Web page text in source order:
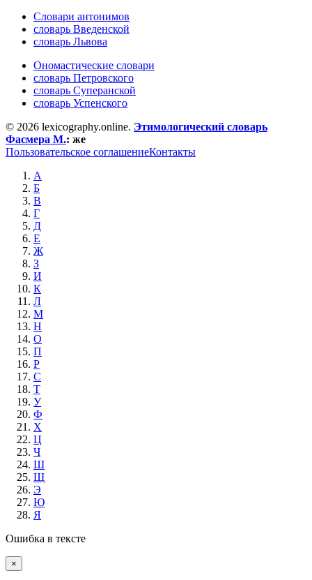
Словари антонимов
словарь Введенской
словарь Львова
Ономастические словари
словарь Петровского
словарь Суперанской
словарь Успенского
© 2026 lexicography.online. Этимологический словарь
Фасмера М.: же
Пользовательское соглашениеКонтакты
А
Б
В
Г
Д
Е
Ж
З
И
К
Л
М
Н
О
П
Р
С
Т
У
Ф
Х
Ц
Ч
Ш
Щ
Э
Ю
Я
Ошибка в тексте
×